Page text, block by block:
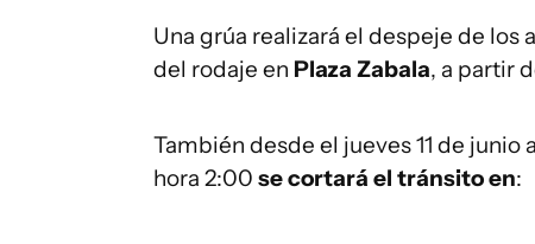
Una grúa realizará el despeje de los
del rodaje en Plaza Zabala, a partir
También desde el jueves 11 de junio
hora 2:00 se cortará el tránsito en: